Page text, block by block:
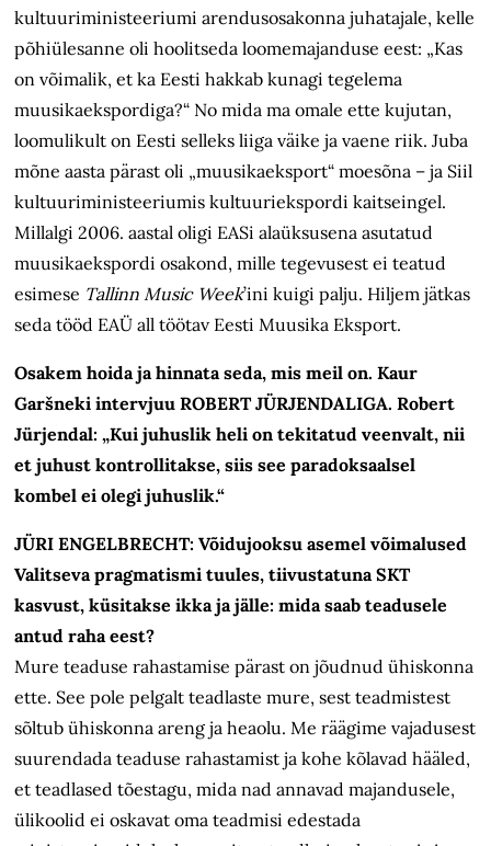
kultuuriministeeriumi arendusosakonna juhatajale, kelle
põhiülesanne oli hoolitseda loomemajanduse eest: „Kas
on võimalik, et ka Eesti hakkab kunagi tegelema
muusikaekspordiga?“ No mida ma omale ette kujutan,
loomulikult on Eesti selleks liiga väike ja vaene riik. Juba
mõne aasta pärast oli „muusikaeksport“ moesõna – ja Siil
kultuuriministeeriumis kultuuriekspordi kaitseingel.
Millalgi 2006. aastal oligi EASi alaüksusena asutatud
muusikaekspordi osakond, mille tegevusest ei teatud
esimese Tallinn Music Week’ini kuigi palju. Hiljem jätkas
seda tööd EAÜ all töötav Eesti Muusika Eksport.
Osakem hoida ja hinnata seda, mis meil on. Kaur
Garšneki intervjuu ROBERT JÜRJENDALIGA. Robert
Jürjendal: „Kui juhuslik heli on tekitatud veenvalt, nii
et juhust kontrollitakse, siis see paradoksaalsel
kombel ei olegi juhuslik.“
JÜRI ENGELBRECHT: Võidujooksu asemel võimalused
Valitseva pragmatismi tuules, tiivustatuna SKT
kasvust, küsitakse ikka ja jälle: mida saab teadusele
antud raha eest?
Mure teaduse rahastamise pärast on jõudnud ühiskonna
ette. See pole pelgalt teadlaste mure, sest teadmistest
sõltub ühiskonna areng ja heaolu. Me räägime vajadusest
suurendada teaduse rahastamist ja kohe kõlavad hääled,
et teadlased tõestagu, mida nad annavad majandusele,
ülikoolid ei oskavat oma teadmisi edestada